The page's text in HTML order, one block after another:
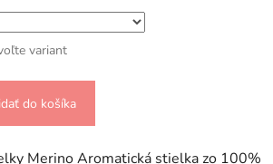
variant
do košíka
Merino Aromatická stielka zo 100%